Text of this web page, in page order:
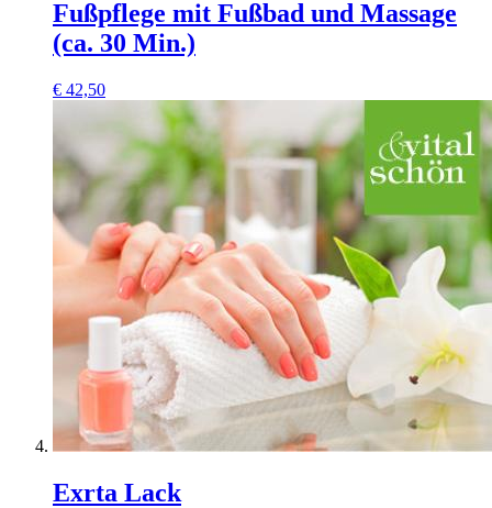
Fußpflege mit Fußbad und Massage
(ca. 30 Min.)
€ 42,50
Exrta Lack